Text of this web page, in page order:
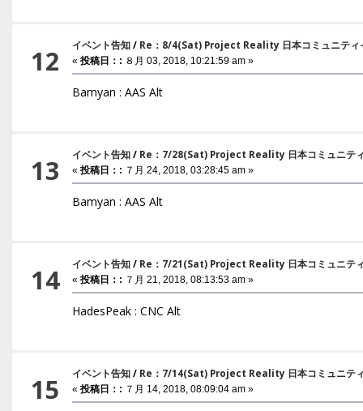
12 イベント告知 / Re：8/4(Sat) Project Reality 日本コミュニティ
«投稿日：: ８月 03, 2018, 10:21:59 am »
Bamyan : AAS Alt
13 イベント告知 / Re：7/28(Sat) Project Reality 日本コミュニテ
«投稿日：: ７月 24, 2018, 03:28:45 am »
Bamyan : AAS Alt
14 イベント告知 / Re：7/21(Sat) Project Reality 日本コミュニテ
«投稿日：: ７月 21, 2018, 08:13:53 am »
HadesPeak : CNC Alt
15 イベント告知 / Re：7/14(Sat) Project Reality 日本コミュニテ
«投稿日：: ７月 14, 2018, 08:09:04 am »